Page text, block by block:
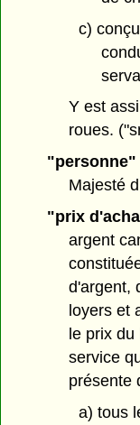
c)
Y est
roues.
"personne"
Majesté
"prix
argent
d'argent,
loyers et
le prix du
service
présente
a) tous